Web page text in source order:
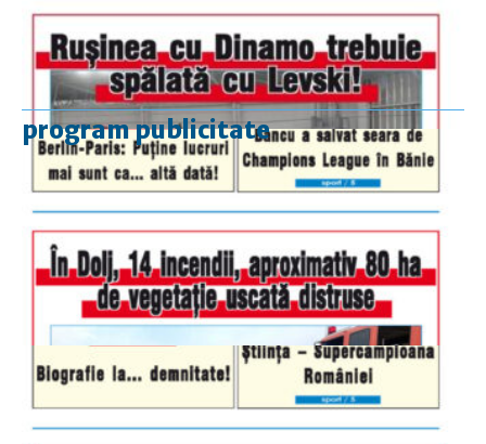
program publicitate
luni-vineri
9.00 - 17.00
duminică
9.00 - 12.00